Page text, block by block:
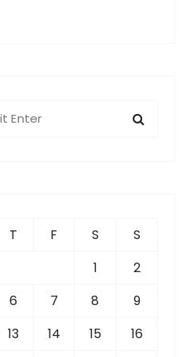
T F S
S
1
2
6 7 8
9
13 14 15
16